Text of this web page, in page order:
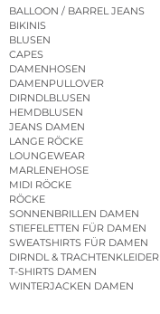
BALLOON / BARREL JEANS
BIKINIS
BLUSEN
CAPES
DAMENHOSEN
DAMENPULLOVER
DIRNDLBLUSEN
HEMDBLUSEN
JEANS DAMEN
LANGE RÖCKE
LOUNGEWEAR
MARLENEHOSE
MIDI RÖCKE
RÖCKE
SONNENBRILLEN DAMEN
STIEFELETTEN FÜR DAMEN
SWEATSHIRTS FÜR DAMEN
DIRNDL & TRACHTENKLEIDER
T-SHIRTS DAMEN
WINTERJACKEN DAMEN